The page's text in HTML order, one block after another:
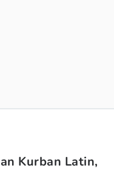
Kurban Latin,